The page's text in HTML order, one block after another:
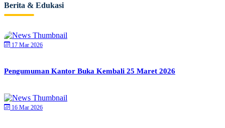
Berita & Edukasi
17 Mar 2026
Pengumuman Kantor Buka Kembali 25 Maret 2026
16 Mar 2026